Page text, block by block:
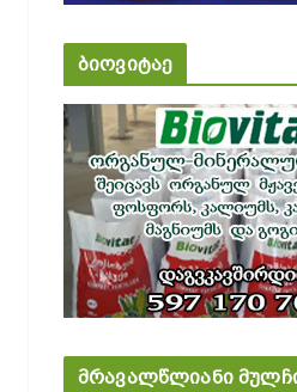
ბიოვიტაე
მრავალწლიანი